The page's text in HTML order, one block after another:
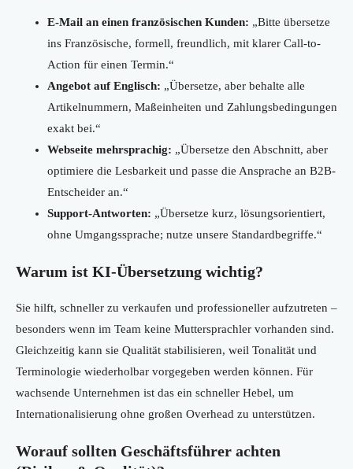
E-Mail an einen französischen Kunden: „Bitte übersetze
ins Französische, formell, freundlich, mit klarer Call-to-
Action für einen Termin.“
Angebot auf Englisch: „Übersetze, aber behalte alle
Artikelnummern, Maßeinheiten und Zahlungsbedingungen
exakt bei.“
Webseite mehrsprachig: „Übersetze den Abschnitt, aber
optimiere die Lesbarkeit und passe die Ansprache an B2B-
Entscheider an.“
Support-Antworten: „Übersetze kurz, lösungsorientiert,
ohne Umgangssprache; nutze unsere Standardbegriffe.“
Warum ist KI-Übersetzung wichtig?
Sie hilft, schneller zu verkaufen und professioneller aufzutreten –
besonders wenn im Team keine Muttersprachler vorhanden sind.
Gleichzeitig kann sie Qualität stabilisieren, weil Tonalität und
Terminologie wiederholbar vorgegeben werden können. Für
wachsende Unternehmen ist das ein schneller Hebel, um
Internationalisierung ohne großen Overhead zu unterstützen.
Worauf sollten Geschäftsführer achten